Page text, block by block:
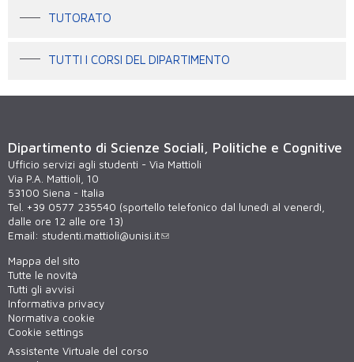
TUTORATO
TUTTI I CORSI DEL DIPARTIMENTO
Dipartimento di Scienze Sociali, Politiche e Cognitive
Ufficio servizi agli studenti - Via Mattioli
Via P.A. Mattioli, 10
53100 Siena - Italia
Tel. +39 0577 235540 (sportello telefonico dal lunedì al venerdì,
dalle ore 12 alle ore 13)
Email: studenti.mattioli@unisi.it
Mappa del sito
Tutte le novità
Tutti gli avvisi
Informativa privacy
Normativa cookie
Cookie settings
Assistente Virtuale del corso